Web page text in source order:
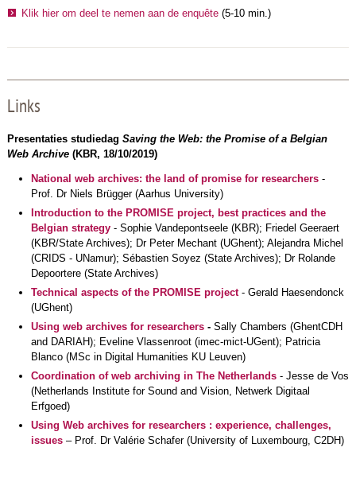
Klik hier om deel te nemen aan de enquête(5-10 min.)
Links
Presentaties studiedag Saving the Web: the Promise of a Belgian
Web Archive (KBR, 18/10/2019)
National web archives: the land of promise for researchers-
Prof. Dr Niels Brügger (Aarhus University)
Introduction to the PROMISE project, best practices and the
Belgian strategy- Sophie Vandepontseele (KBR); Friedel Geeraert
(KBR/State Archives); Dr Peter Mechant (UGhent); Alejandra Michel
(CRIDS - UNamur); Sébastien Soyez (State Archives); Dr Rolande
Depoortere (State Archives)
Technical aspects of the PROMISE project - Gerald Haesendonck
(UGhent)
Using web archives for researchers-Sally Chambers (GhentCDH
and DARIAH); Eveline Vlassenroot (imec-mict-UGent); Patricia
Blanco (MSc in Digital Humanities KU Leuven)
Coordination of web archiving in The Netherlands- Jesse de Vos
(Netherlands Institute for Sound and Vision, Netwerk Digitaal
Erfgoed)
Using Web archives for researchers : experience, challenges,
issues – Prof. Dr Valérie Schafer (University of Luxembourg, C2DH)